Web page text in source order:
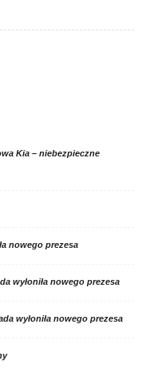
Kia – niebezpieczne
nowego prezesa
wyłoniła nowego prezesa
wyłoniła nowego prezesa